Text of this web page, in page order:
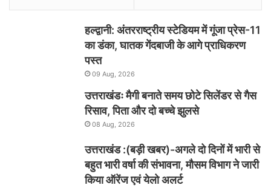
हल्द्वानी: अंतरराष्ट्रीय स्टेडियम में गूंजा प्रेस-11
का डंका, घातक गेंदबाजी के आगे प्राधिकरण
पस्त
09 Aug, 2026
उत्तराखंडः मैगी बनाते समय छोटे सिलेंडर से गैस
रिसाव, पिता और दो बच्चे झुलसे
08 Aug, 2026
उत्तराखंड :(बड़ी खबर)-अगले दो दिनों में भारी से
बहुत भारी वर्षा की संभावना, मौसम विभाग ने जारी
किया ऑरेंज एवं येलो अलर्ट